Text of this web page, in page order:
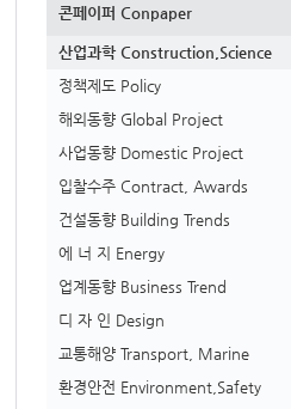
콘페이퍼 Conpaper
산업과학 Construction,Science
정책제도 Policy
해외동향 Global Project
사업동향 Domestic Project
입찰수주 Contract, Awards
건설동향 Building Trends
에 너 지 Energy
업계동향 Business Trend
디 자 인 Design
교통해양 Transport, Marine
환경안전 Environment,Safety